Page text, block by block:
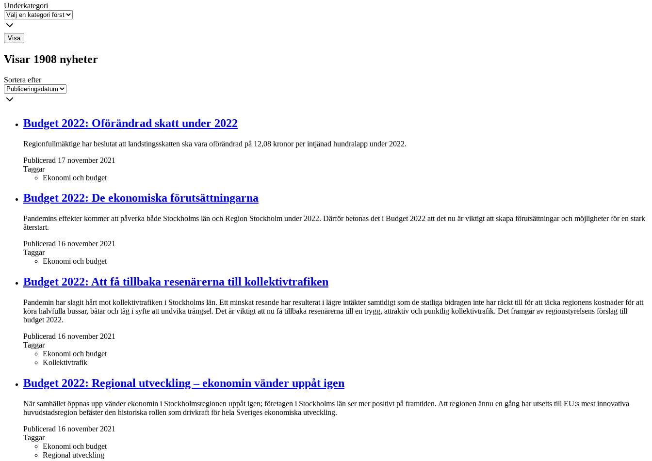
Underkategori
Visa
Visar 1908 nyheter
Sortera efter
Budget 2022: Oförändrad skatt under 2022
Regionfullmäktige har beslutat att landstingsskatten ska vara oförändrad på 12,08 kronor per intjänad hundralapp under 2022.
Publicerad 17 november 2021
Taggar
Ekonomi och budget
Budget 2022: De ekonomiska förutsättningarna
Pandemins effekter kommer att påverka både Stockholms län och Region Stockholm under 2022. Därför betonas det i Budget 2022 att det nu är viktigt att skapa förutsättningar och möjligheter för en stark
återstart.
Publicerad 16 november 2021
Taggar
Ekonomi och budget
Budget 2022: Att få tillbaka resenärerna till kollektivtrafiken
Pandemin har slagit hårt mot kollektivtrafiken i Stockholms län. Ett minskat resande har resulterat i lägre intäkter samtidigt som de statliga bidragen inte har räckt till för att täcka regionens kostnader för att
köra halvfulla bussar, båtar och tåg i syfte att undvika trängsel. Det är viktigt att nu få tillbaka resenärerna till en trygg, attraktiv och punktlig kollektivtrafik. Det framgår av regionstyrelsens förslag till
budget 2022.
Publicerad 16 november 2021
Taggar
Ekonomi och budget
Kollektivtrafik
Budget 2022: Regional utveckling – ekonomin vänder uppåt igen
När samhället öppnas upp vänder ekonomin i Stockholmsregionen uppåt igen; företagen i Stockholms län ser mer positivt på framtiden. Att regionen ännu en gång har utsetts till EU:s mest innovativa
huvudstadsregion befäster den historiska rollen som drivkraft för hela Sveriges ekonomiska utveckling.
Publicerad 16 november 2021
Taggar
Ekonomi och budget
Regional utveckling